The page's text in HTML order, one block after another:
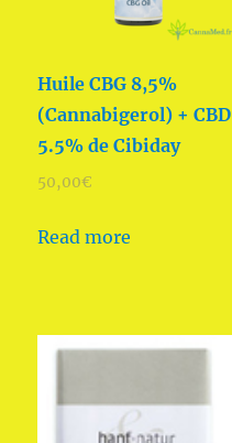
Huile CBG 8,5%
(Cannabigerol) + CBD
5.5% de Cibiday
50,00€
Read more